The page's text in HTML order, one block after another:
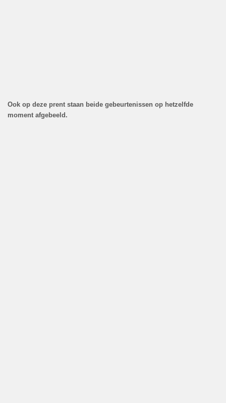
Ook op deze prent staan beide gebeurtenissen op hetzelfde
moment afgebeeld.